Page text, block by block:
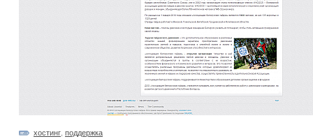
хостинг, поддержка